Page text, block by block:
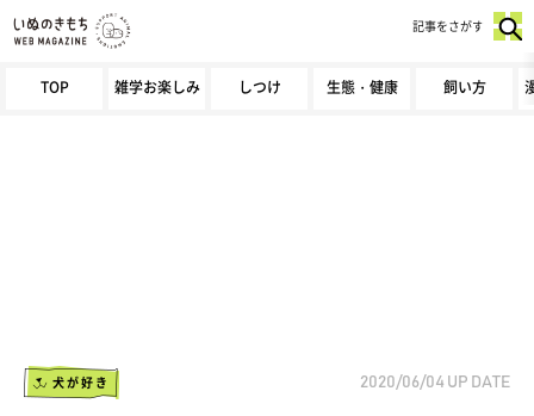
TOP 雑学お楽しみ しつけ 生態・健康 飼い方
記事をさがす
犬が好き 2020/06/04 UP DATE